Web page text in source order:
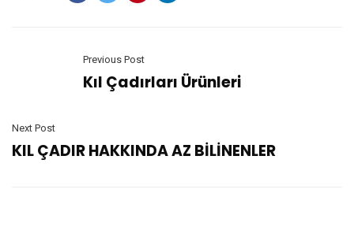
Previous Post
Kıl Çadırları Ürünleri
Next Post
KIL ÇADIR HAKKINDA AZ BİLİNENLER